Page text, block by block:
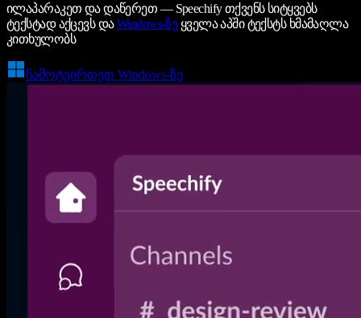
ილაპარაკეთ და დაწერეთ — Speechify თქვენს სიტყვებს
ტექსტად აქცევს დაWindows-ზეყველა აპში ტექსტს ხმამაღლა
კითხულობს
ჩამოტვირთეთ Windows-ზე